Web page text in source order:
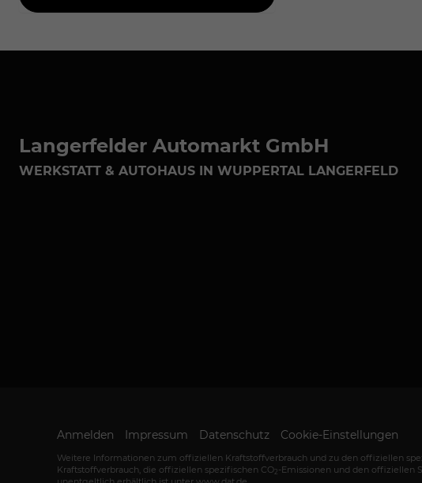
Langerfelder Automarkt GmbH
WERKSTATT & AUTOHAUS IN WUPPERTAL LANGERFELD
Anmelden Impressum Datenschutz Cookie-Einstellungen
Weitere Informationen zum offiziellen Kraftstoffverbrauch und zu den offiziellen
Kraftstoffverbrauch, die offiziellen spezifischen CO2 -Emissionen und den offiziellen